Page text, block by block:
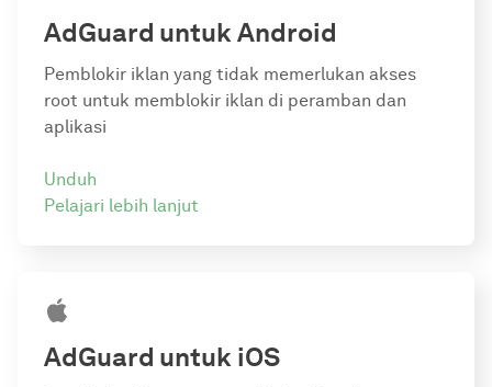
AdGuard untuk Android
Pemblokir iklan yang tidak memerlukan akses
root untuk memblokir iklan di peramban dan
aplikasi
Pelajari lebih lanjut
Unduh
AdGuard untuk iOS